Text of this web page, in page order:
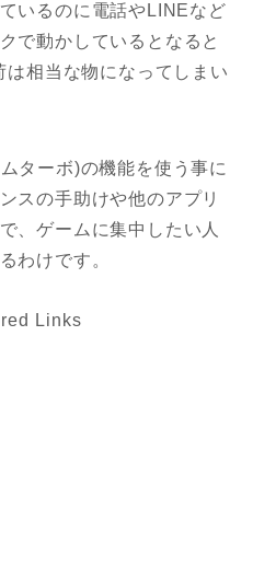
いるのに電話やLINEなど
で動かしているとなると
相当な物になってしまい
ターボ)の機能を使う事に
スの手助けや他のアプリ
、ゲームに集中したい人
わけです。
Links